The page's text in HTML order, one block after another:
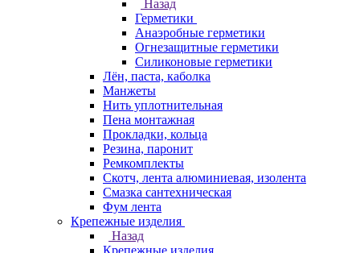
Назад
Герметики
Анаэробные герметики
Огнезащитные герметики
Силиконовые герметики
Лён, паста, каболка
Манжеты
Нить уплотнительная
Пена монтажная
Прокладки, кольца
Резина, паронит
Ремкомплекты
Скотч, лента алюминиевая, изолента
Смазка сантехническая
Фум лента
Крепежные изделия
Назад
Крепежные изделия